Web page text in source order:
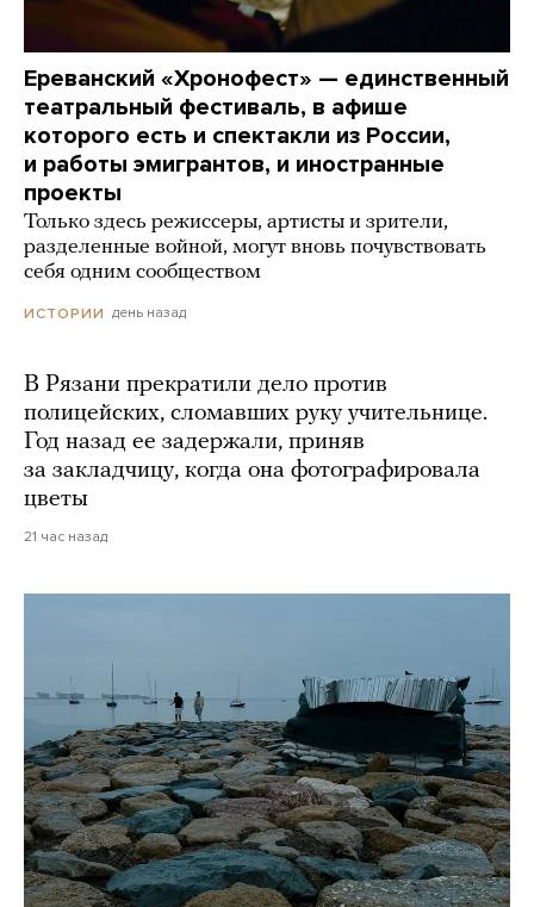
Ереванский «Хронофест» — единственный
театральный фестиваль, в афише
которого есть и спектакли из России,
и работы эмигрантов, и иностранные
проекты
Только здесь режиссеры, артисты и зрители,
разделенные войной, могут вновь почувствовать
себя одним сообществом
ИСТОРИИ день назад
В Рязани прекратили дело против
полицейских, сломавших руку учительнице.
Год назад ее задержали, приняв
за закладчицу, когда она фотографировала
цветы
21 час назад